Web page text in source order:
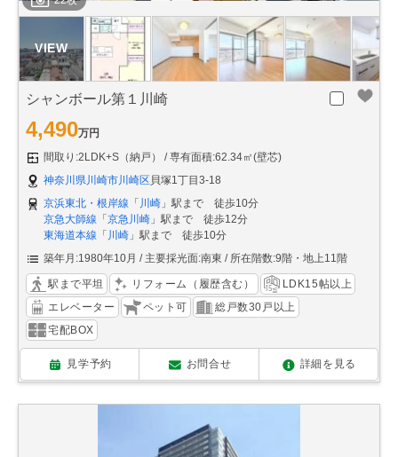
シャンボール第１川崎
4,490万円
間取り:2LDK+S（納戸）
専有面積:62.34㎡(壁芯)
神奈川県川崎市川崎区貝塚1丁目3-18
京浜東北・根岸線 「 川崎 」駅まで 徒歩10分
京急大師線 「京急川崎 」駅まで 徒歩12分
東海道本線 「 川崎 」駅まで 徒歩10分
築年月:1980年10月
主要採光面:南東 所在階数:9階・地上11階
駅まで平坦 リフォーム（履歴含む）
LDK15帖以上
エレベーター
ペット可
総戸数30戸以上
宅配BOX
見学予約 お問合せ 詳細を見る